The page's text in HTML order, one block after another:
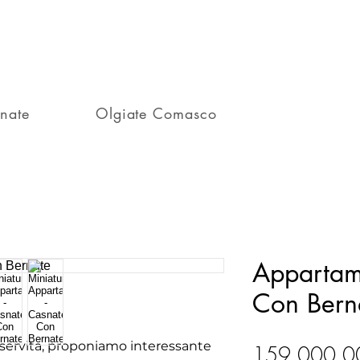
Olgiate Comasco
proponiamo interessante
Con